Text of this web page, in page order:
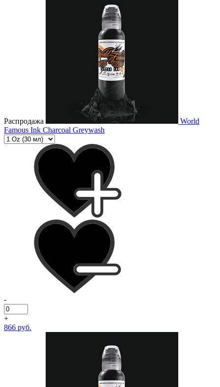
Распродажа
World
Famous Ink Charcoal Greywash
-
+
866 руб.